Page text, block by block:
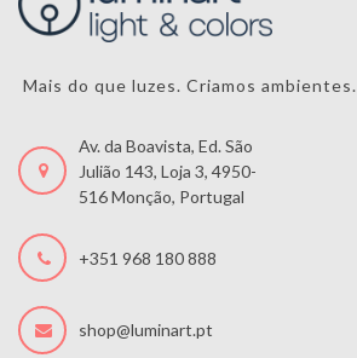
Mais do que luzes. Criamos ambientes.
Av. da Boavista, Ed. São
Julião 143, Loja 3, 4950-
516 Monção, Portugal
+351 968 180 888
shop@luminart.pt